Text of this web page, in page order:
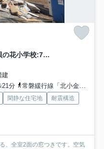
松戸市小金原７丁目新築戸建【貝の花小学校:7分】
建
21分
常磐緩行線「北小金」駅 徒歩40分
閑静な住宅地
耐震構造
、全室2面の窓つきです。空気